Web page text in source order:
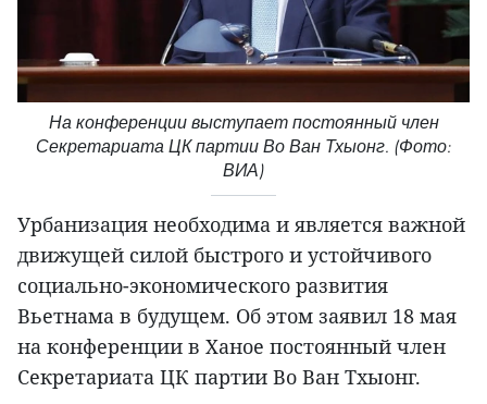
На конференции выступает постоянный член
Секретариата ЦК партии Во Ван Тхыонг. (Фото:
ВИА)
Урбанизация необходима и является важной
движущей силой быстрого и устойчивого
социально-экономического развития
Вьетнама в будущем. Об этом заявил 18 мая
на конференции в Ханое постоянный член
Секретариата ЦК партии Во Ван Тхыонг.